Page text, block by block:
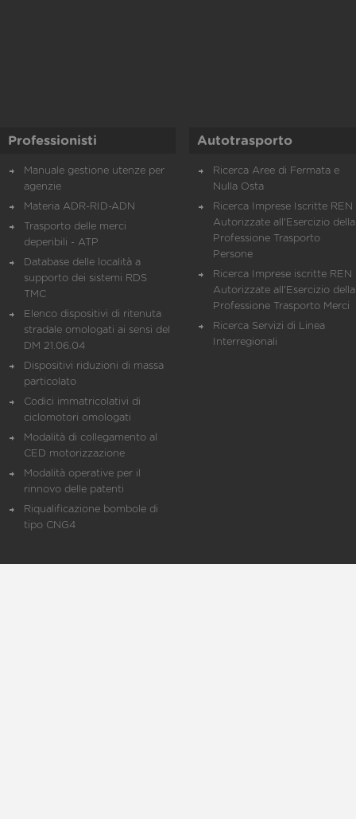
Professionisti
Manuale gestione utenze per
agenzie
Materia ADR-RID-ADN
Trasporto delle merci
deperibili - ATP
Database delle località a
supporto dei sistemi RDS
TMC
Elenco dispositivi di ritenuta
stradale omologati ai sensi del
DM 21.06.04
Dispositivi riduzioni di massa
particolato
Codici immatricolativi di
ciclomotori omologati
Modalità di collegamento al
CED motorizzazione
Modalità operative per il
rinnovo delle patenti
Riqualificazione bombole di
tipo CNG4
Autotrasporto
Ricerca Aree di Fermata e
Nulla Osta
Ricerca Imprese Iscritte REN
Autorizzate all'Esercizio della
Professione Trasporto
Persone
Ricerca Imprese iscritte REN
Autorizzate all'Esercizio della
Professione Trasporto Merci
Ricerca Servizi di Linea
Interregionali